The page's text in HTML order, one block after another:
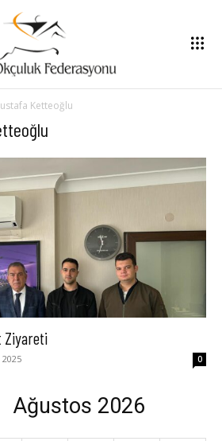
Ketteoğlu
Ziyareti
0
Ağustos 2026